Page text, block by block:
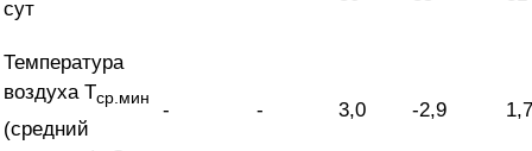
сут
Температура
воздуха Tср.мин
(средний
- - 3,0 -2,9 1,7